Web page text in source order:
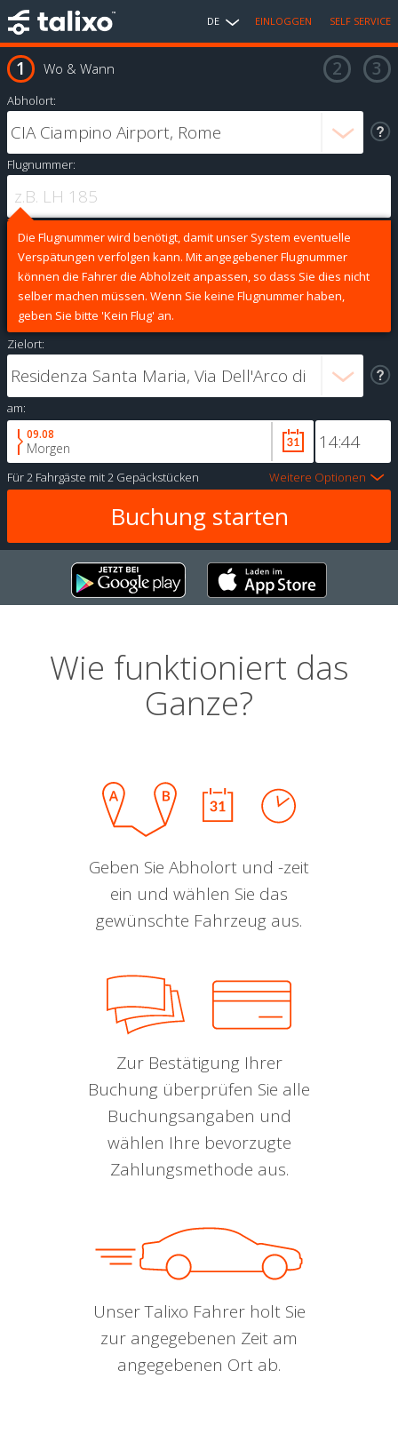
DE EINLOGGEN SELF SERVICE
Wo & Wann
Abholort:
Flugnummer:
Die Flugnummer wird benötigt, damit unser System eventuelle
Verspätungen verfolgen kann. Mit angegebener Flugnummer
können die Fahrer die Abholzeit anpassen, so dass Sie dies nicht
selber machen müssen. Wenn Sie keine Flugnummer haben,
geben Sie bitte 'Kein Flug' an.
Zielort:
am:
09.08
Morgen
Für2 Fahrgäste mit2 Gepäckstücken Weitere Optionen
Wie funktioniert das
Ganze?
Geben Sie Abholort und -zeit
ein und wählen Sie das
gewünschte Fahrzeug aus.
Zur Bestätigung Ihrer
Buchung überprüfen Sie alle
Buchungsangaben und
wählen Ihre bevorzugte
Zahlungsmethode aus.
Unser Talixo Fahrer holt Sie
zur angegebenen Zeit am
angegebenen Ort ab.